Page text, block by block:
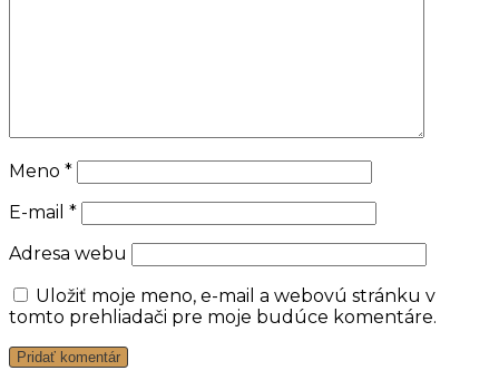
Meno *
E-mail *
Adresa webu
Uložiť moje meno, e-mail a webovú stránku v
tomto prehliadači pre moje budúce komentáre.